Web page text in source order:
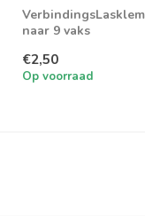
naar 9 vaks
€2,50
Op voorraad